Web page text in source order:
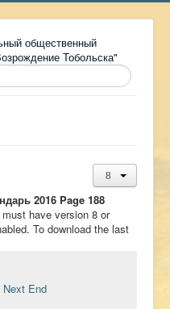
2016 Page 188
have version 8 or
To download the last
Next End